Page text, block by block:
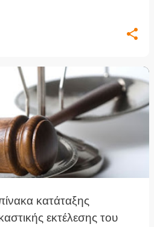
κατάταξης
εκτέλεσης του